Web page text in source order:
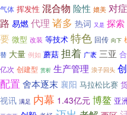
气体 挥发性 混合物 险性 媲美 对
路 易燃 代理 诸多 热词 又是 探索
要 微型 改装 等技术 特色 回传 向下
替 大量 例如 蘑菇 担着 广袤 三亚
亿次 创建型 赏析 生产管理 浪子回头
配置 舍本逐末 襄阳 马拉松比赛
视讯 满足 内幕 1.43亿元 博鳌 亚